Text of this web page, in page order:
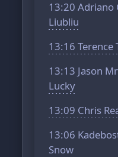
13:20 Adriano
Liubliu
13:16 Terence
13:13 Jason
Lucky
13:09 Chris
13:06
Snow